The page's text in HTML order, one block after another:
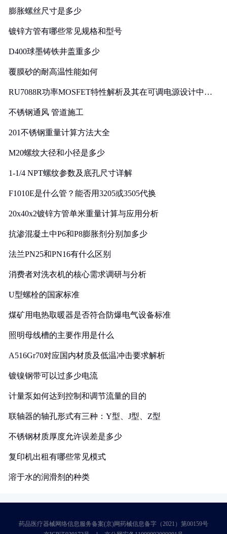
膨胀螺丝尺寸是多少
镀锌方管有哪些常见规格和型号
D400球墨铸铁井盖重多少
覆膜砂的耐高温性能如何
RU7088R功率MOSFET特性解析及其在可调电源设计中的
不锈钢通风 管道施工
201不锈钢重量计算方法大全
M20螺纹大径和小径是多少
1-1/4 NPT螺纹参数及底孔尺寸详解
F1010E是什么管？能否用3205或3505代换
20x40x2镀锌方管单米重量计算与应用分析
抗渗混凝土中P6和P8膨胀剂分别加多少
法兰PN25和PN16有什么区别
消费者对洗衣机的核心需求调研与分析
U型螺栓的国家标准
煤矿用电热取暖器是否符合防爆电气设备标准
照明母线槽的主要作用是什么
A516Gr70对应国内材质及低温冲击要求解析
镀镍钢带可以过多少电流
计量泵如何达到控制和调节流量的目的
联轴器的轴孔形式有三种：Y型、J型、Z型
不锈钢材质厚度允许误差是多少
复印机出租有哪些常见模式
溶于水的润滑剂的种类
药品医疗器械网络信息服务备案(京)网药械信息备字（2021）第00159号